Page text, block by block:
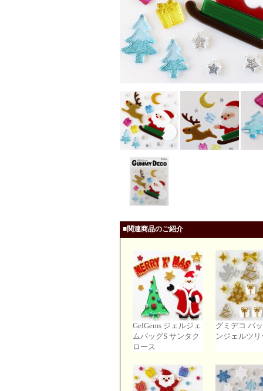
■関連商品のご紹介
GelGems ジェルジェ
ムバッグS サンタク
ロース
グミデコ バ
ンジェルツリ